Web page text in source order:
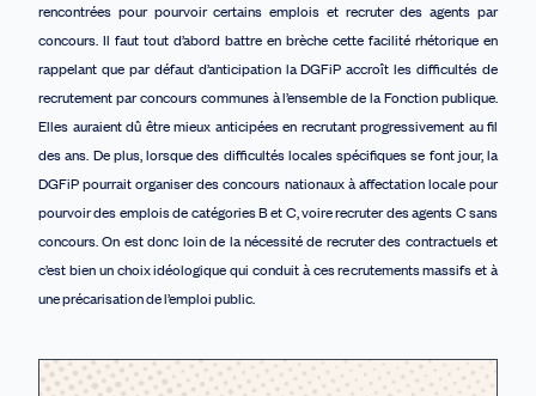
rencontrées pour pourvoir certains emplois et recruter des agents par
concours. Il faut tout d’abord battre en brèche cette facilité rhétorique en
rappelant que par défaut d’anticipation la DGFiP accroît les difficultés de
recrutement par concours communes à l’ensemble de la Fonction publique.
Elles auraient dû être mieux anticipées en recrutant progressivement au fil
des ans. De plus, lorsque des difficultés locales spécifiques se font jour, la
DGFiP pourrait organiser des concours nationaux à affectation locale pour
pourvoir des emplois de catégories B et C, voire recruter des agents C sans
concours. On est donc loin de la nécessité de recruter des contractuels et
c’est bien un choix idéologique qui conduit à ces recrutements massifs et à
une précarisation de l’emploi public.